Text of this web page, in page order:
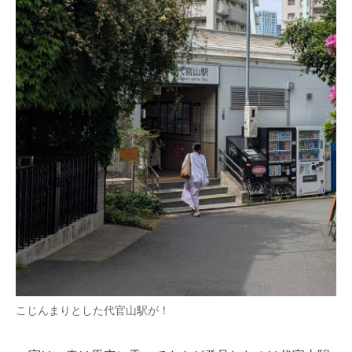
こじんまりとした代官山駅が！